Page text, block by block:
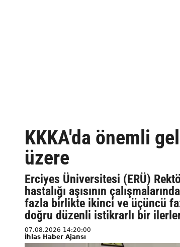
KKKA'da önemli
üzere
Erciyes Üniversitesi (ERÜ)
hastalığı aşısının
fazla birlikte ikinci ve üçüncü
doğru düzenli istikrarlı bir
07.08.2026 14:20:00
İhlas Haber Ajansı